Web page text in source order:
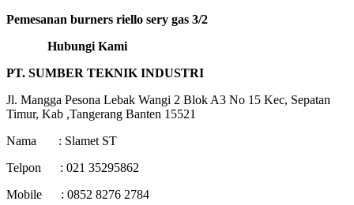
Pemesanan burners riello sery gas 3/2
Hubungi Kami
PT. SUMBER TEKNIK INDUSTRI
Jl. Mangga Pesona Lebak Wangi 2 Blok A3 No 15 Kec, Sepatan
Timur, Kab ,Tangerang Banten 15521
Nama : Slamet ST
Telpon : 021 35295862
Mobile : 0852 8276 2784